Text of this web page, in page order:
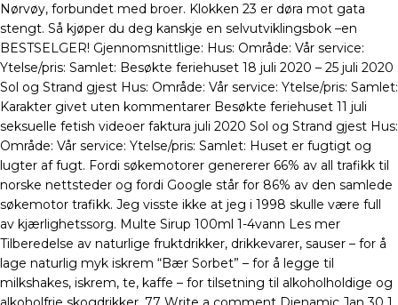
Nørvøy, forbundet med broer. Klokken 23 er døra mot gata
stengt. Så kjøper du deg kanskje en selvutviklingsbok –en
BESTSELGER! Gjennomsnittlige: Hus: Område: Vår service:
Ytelse/pris: Samlet: Besøkte feriehuset 18 juli 2020 – 25 juli 2020
Sol og Strand gjest Hus: Område: Vår service: Ytelse/pris: Samlet:
Karakter givet uten kommentarer Besøkte feriehuset 11 juli
seksuelle fetish videoer faktura juli 2020 Sol og Strand gjest Hus:
Område: Vår service: Ytelse/pris: Samlet: Huset er fugtigt og
lugter af fugt. Fordi søkemotorer genererer 66% av all trafikk til
norske nettsteder og fordi Google står for 86% av den samlede
søkemotor trafikk. Jeg visste ikke at jeg i 1998 skulle være full
av kjærlighetssorg. Multe Sirup 100ml 1-4vann Les mer
Tilberedelse av naturlige fruktdrikker, drikkevarer, sauser – for å
lage naturlig myk iskrem “Bær Sorbet” – for å legge til
milkshakes, iskrem, te, kaffe – for tilsetning til alkoholholdige og